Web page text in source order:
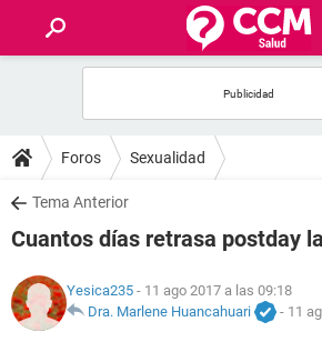
FOROS
SALUD
NUTRICIÓN
Foros Sexualidad
Tema Anterior
Cuantos días retrasa postday
Yesica235 - 11 ago 2017 a las 09:18
Dra. Marlene Huancahuari
- 11